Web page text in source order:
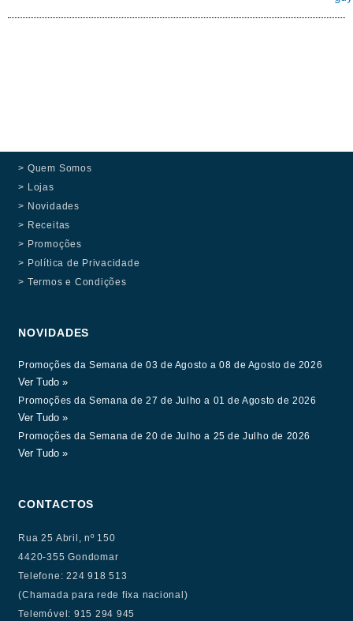
> Quem Somos
> Lojas
> Novidades
> Receitas
> Promoções
> Política de Privacidade
> Termos e Condições
NOVIDADES
Promoções da Semana de 03 de Agosto a 08 de Agosto de 2026
Ver Tudo »
Promoções da Semana de 27 de Julho a 01 de Agosto de 2026
Ver Tudo »
Promoções da Semana de 20 de Julho a 25 de Julho de 2026
Ver Tudo »
CONTACTOS
Rua 25 Abril, nº 150
4420-355 Gondomar
Telefone: 224 918 513
(Chamada para rede fixa nacional)
Telemóvel: 915 294 945